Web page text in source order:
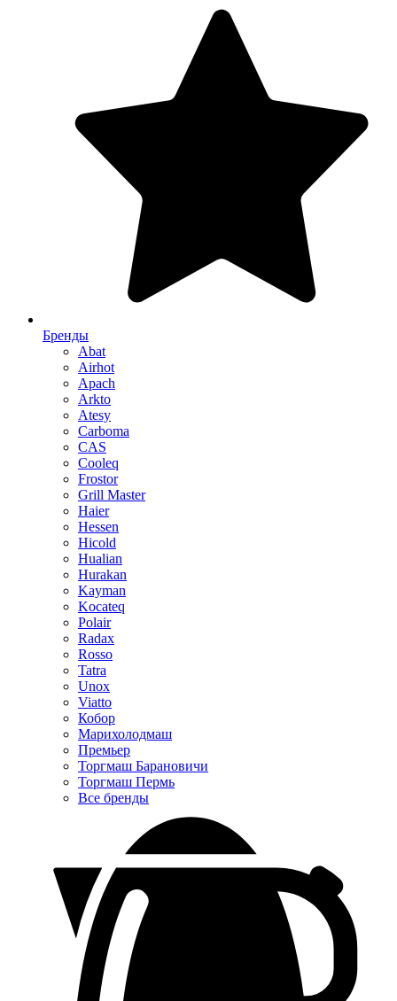
Бренды
Abat
Airhot
Apach
Arkto
Atesy
Carboma
CAS
Cooleq
Frostor
Grill Master
Haier
Hessen
Hicold
Hualian
Hurakan
Kayman
Kocateq
Polair
Radax
Rosso
Tatra
Unox
Viatto
Кобор
Марихолодмаш
Премьер
Торгмаш Барановичи
Торгмаш Пермь
Все бренды